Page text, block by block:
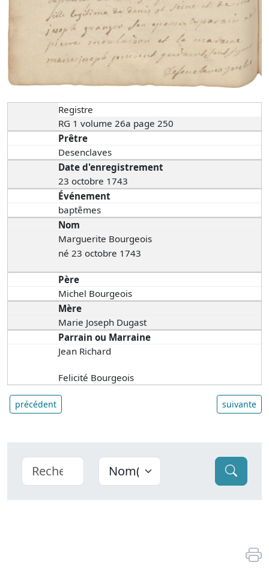
Registre
RG 1 volume 26a page 250
Prêtre
Desenclaves
Date d'enregistrement
23 octobre 1743
Événement
baptêmes
Nom
Marguerite Bourgeois
né 23 octobre 1743
Père
Michel Bourgeois
Mère
Marie Joseph Dugast
Parrain ou Marraine
Jean Richard
Felicité Bourgeois
précédent suivante